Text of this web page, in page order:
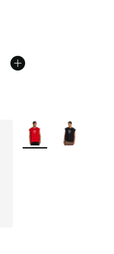
Plus de couleurs